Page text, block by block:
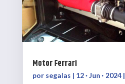
Motor Ferrari
por segalas | 12 · Jun · 2024|